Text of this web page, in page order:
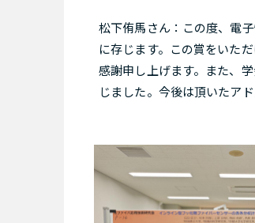
松下侑馬さん：この度、電
に存じます。この賞をいた
感謝申し上げます。また、
じました。今後は頂いたア